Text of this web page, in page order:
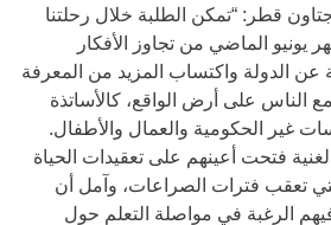
قطر: “تمكن الطلبة خلال رحلتنا
يونيو الماضي من تجاوز الأفكار
عن الدولة واكتساب المزيد من المعرفة
الناس على أرض الواقع، كالأساتذة
غير الحكومية والعمال والأطفال.
فتحت أعينهم على تعقيدات الحياة
تعقب فترات الصراعات، وآمل أن
الرغبة في مواصلة التعلم حول